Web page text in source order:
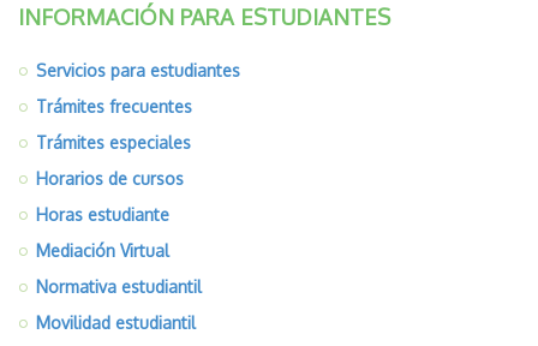
INFORMACIÓN PARA ESTUDIANTES
Servicios para estudiantes
Trámites frecuentes
Trámites especiales
Horarios de cursos
Horas estudiante
Mediación Virtual
Normativa estudiantil
Movilidad estudiantil